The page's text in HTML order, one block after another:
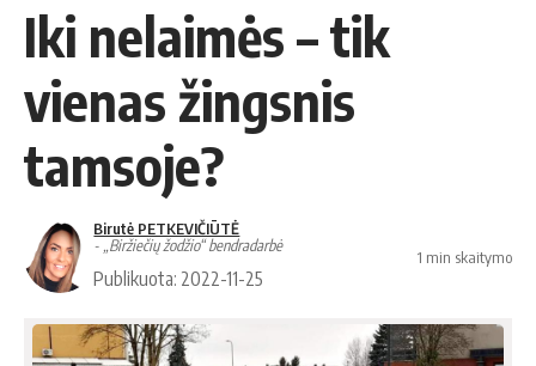
Iki nelaimės – tik
vienas žingsnis
tamsoje?
Birutė PETKEVIČIŪTĖ
- „Biržiečių žodžio“ bendradarbė
Publikuota: 2022-11-25
1 min skaitymo